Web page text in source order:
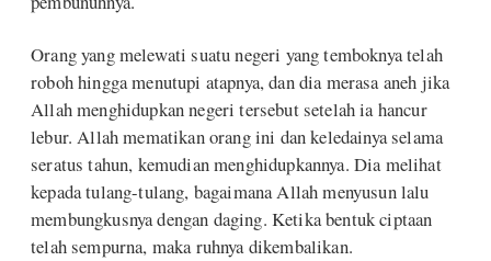
Orang yang melewati suatu negeri yang temboknya telah
roboh hingga menutupi atapnya, dan dia merasa aneh jika
Allah menghidupkan negeri tersebut setelah ia hancur
lebur. Allah mematikan orang ini dan keledainya selama
seratus tahun, kemudian menghidupkannya. Dia melihat
kepada tulang-tulang, bagaimana Allah menyusun lalu
membungkusnya dengan daging. Ketika bentuk ciptaan
telah sempurna, maka ruhnya dikembalikan.